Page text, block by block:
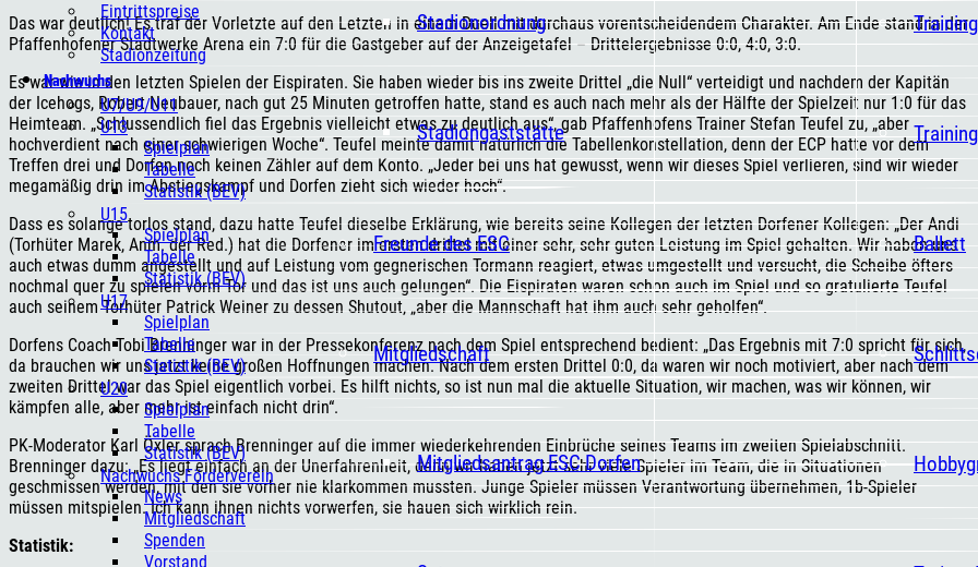
Ballett
Stadionordnung
Stadiongaststätte
Freunde des ESC
Mitgliedschaft
Mitgliedsantrag ESC Dorfen
Eintrittspreise
Kontakt
Stadionzeitung
Nachwuchs
U7/U9/U11
U13
Spielplan
Tabelle
Statistik (BEV)
U15
Spielplan
Tabelle
Statistik (BEV)
U17
Spielplan
Tabelle
Statistik (BEV)
U20
Spielplan
Tabelle
Statistik (BEV)
Nachwuchs Förderverein
News
Mitgliedschaft
Spenden
Vorstand
Das war deutlich! Es traf der Vorletzte auf den Letzten in einem Duell mit durchaus vorentscheidendem Charakter. Am Ende stand in der
Pfaffenhofener Stadtwerke Arena ein 7:0 für die Gastgeber auf der Anzeigetafel – Drittelergebnisse 0:0, 4:0, 3:0.
Es war wie in den letzten Spielen der Eispiraten. Sie haben wieder bis ins zweite Drittel „die Null“ verteidigt und nachdem der Kapitän
der Icehogs, Robert Neubauer, nach gut 25 Minuten getroffen hatte, stand es auch nach mehr als der Hälfte der Spielzeit nur 1:0 für das
Heimteam. „Schlussendlich fiel das Ergebnis vielleicht etwas zu deutlich aus“, gab Pfaffenhofens Trainer Stefan Teufel zu, „aber
hochverdient nach einer schwierigen Woche“. Teufel meinte damit natürlich die Tabellenkonstellation, denn der ECP hatte vor dem
Treffen drei und Dorfen noch keinen Zähler auf dem Konto. „Jeder bei uns hat gewusst, wenn wir dieses Spiel verlieren, sind wir wieder
megamäßig drin im Abstiegskampf und Dorfen zieht sich wieder hoch“.
Dass es solange torlos stand, dazu hatte Teufel dieselbe Erklärung, wie bereits seine Kollegen der letzten Dorfener Kollegen: „Der Andi
(Torhüter Marek, Anm. der Red.) hat die Dorfener im ersten drittel mit einer sehr, sehr guten Leistung im Spiel gehalten. Wir haben uns
auch etwas dumm angestellt und auf Leistung vom gegnerischen Tormann reagiert, etwas umgestellt und versucht, die Scheibe öfters
nochmal quer zu spielen vorm Tor und das ist uns auch gelungen“. Die Eispiraten waren schon auch im Spiel und so gratulierte Teufel
auch seinem Torhüter Patrick Weiner zu dessen Shutout, „aber die Mannschaft hat ihm auch sehr geholfen“.
Dorfens Coach Tobi Brenninger war in der Pressekonferenz nach dem Spiel entsprechend bedient: „Das Ergebnis mit 7:0 spricht für sich,
da brauchen wir uns jetzt keine großen Hoffnungen machen. Nach dem ersten Drittel 0:0, da waren wir noch motiviert, aber nach dem
zweiten Drittel war das Spiel eigentlich vorbei. Es hilft nichts, so ist nun mal die aktuelle Situation, wir machen, was wir können, wir
kämpfen alle, aber mehr ist einfach nicht drin“.
PK-Moderator Karl Öxler sprach Brenninger auf die immer wiederkehrenden Einbrüche seines Teams im zweiten Spielabschnitt.
Brenninger dazu: „Es liegt einfach an der Unerfahrenheit, denn wir haben jetzt sehr viele Spieler im Team, die in Situationen
geschmissen werden, mit den sie vorher nie klarkommen mussten. Junge Spieler müssen Verantwortung übernehmen, 1b-Spieler
müssen mitspielen. Ich kann ihnen nichts vorwerfen, sie hauen sich wirklich rein.
Statistik: